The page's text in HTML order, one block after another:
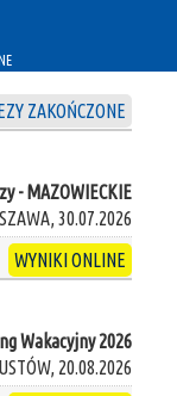
ZAKOŃCZONE
- MAZOWIECKIE
30.07.2026
WYNIKI ONLINE
Wakacyjny 2026
20.08.2026